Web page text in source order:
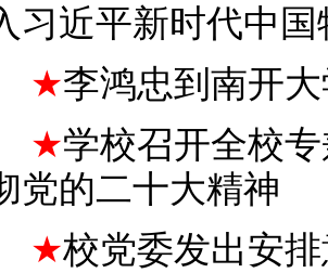
习近平新时代中
李鸿忠到南开
学校召开全校
党的二十大精神
校党委发出安